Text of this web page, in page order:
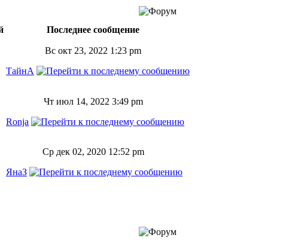
Последнее сообщение
Вс окт 23, 2022 1:23 pm
ТайнА
Чт июл 14, 2022 3:49 pm
Ronja
Ср дек 02, 2020 12:52 pm
ЯнаЗ